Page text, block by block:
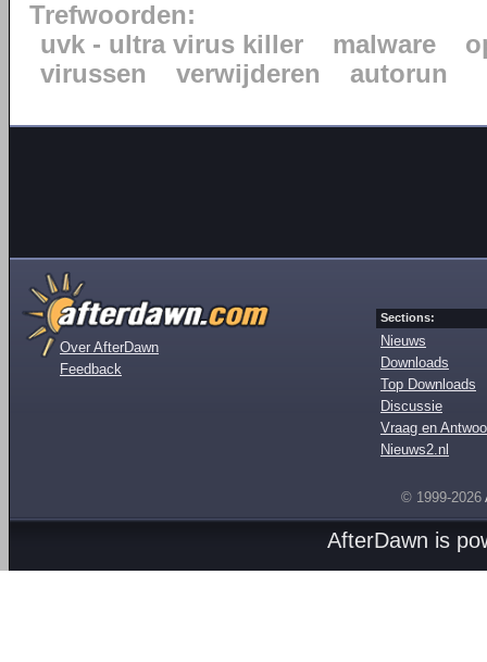
Trefwoorden:
uvk - ultra virus killer
malware
virussen
verwijderen autorun
Over AfterDawn
Feedback
Sections:
Nieuws
Downloads
Top Downloads
Discussie
Vraag en
Nieuws2.nl
© 1999-2026
AfterDawn is